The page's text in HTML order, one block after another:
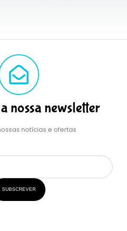
nossa newsletter
notícias e ofertas
SUBSCREVER